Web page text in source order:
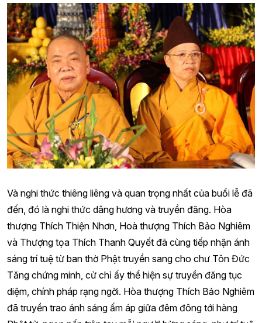
Và nghi thức thiêng liêng và quan trọng nhất của buổi lễ đã
đến, đó là nghi thức dâng hương và truyền đăng. Hòa
thượng Thích Thiện Nhơn, Hoà thượng Thích Bảo Nghiêm
và Thượng tọa Thích Thanh Quyết đã cùng tiếp nhận ánh
sáng trí tuệ từ ban thờ Phật truyền sang cho chư Tôn Đức
Tăng chứng minh, cử chỉ ấy thể hiện sự truyền đăng tục
diệm, chính pháp rạng ngời. Hòa thượng Thích Bảo Nghiêm
đã truyền trao ánh sáng ấm áp giữa đêm đông tới hàng